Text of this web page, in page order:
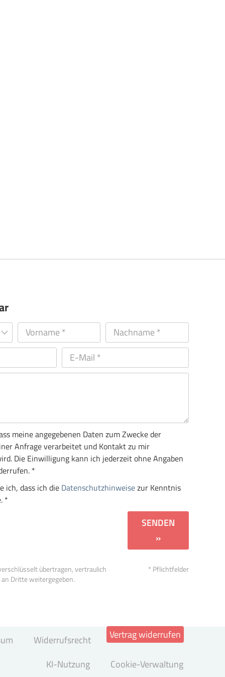
meine angegebenen Daten zum Zwecke der
Anfrage verarbeitet und Kontakt zu mir
Die Einwilligung kann ich jederzeit ohne Angaben
*
ich, dass ich die Datenschutzhinweisezur Kenntnis
*
SENDEN
»
übertragen, vertraulich
Dritte weitergegeben.
* Pflichtfelder
Widerrufsrecht Vertrag widerrufen
KI-Nutzung Cookie-Verwaltung